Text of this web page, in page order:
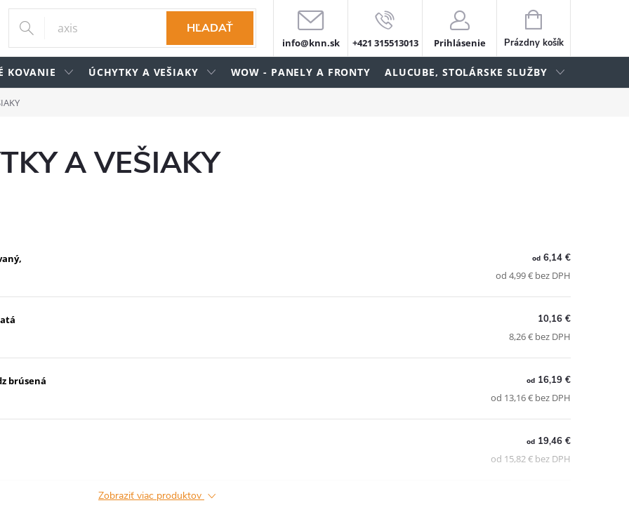
HĽADAŤ
info@knn.sk +421 315513013 Prihlásenie
NÁKUPNÝ
KOŠÍK
Prázdny košík
KOVANIE ÚCHYTKY A VEŠIAKY WOW - PANELY A FRONTY ALUCUBE, STOLÁRSKE SLUŽBY
A VEŠIAKY
od 6,14 €
od 4,99 € bez DPH
10,16 €
8,26 € bez DPH
brúsená
od 16,19 €
od 13,16 € bez DPH
od 19,46 €
od 15,82 € bez DPH
Zobraziť viac produktov